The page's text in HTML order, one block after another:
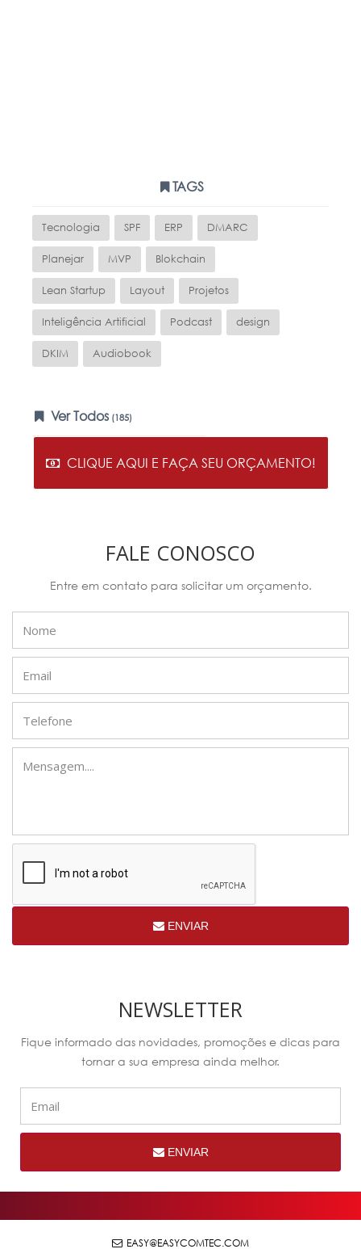
TAGS
Tecnologia SPF ERP DMARC
Planejar MVP Blokchain
Lean Startup Layout Projetos
Inteligência Artificial Podcast design
DKIM Audiobook
Ver Todos (185)
CLIQUE AQUI E FAÇA SEU ORÇAMENTO!
FALE CONOSCO
Entre em contato para solicitar um orçamento.
ENVIAR
NEWSLETTER
Fique informado das novidades, promoções e dicas para
tornar a sua empresa ainda melhor.
ENVIAR
EASY@EASYCOMTEC.COM